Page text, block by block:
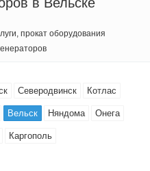
прокат оборудования
Северодвинск Котлас
Вельск Няндома Онега
Каргополь